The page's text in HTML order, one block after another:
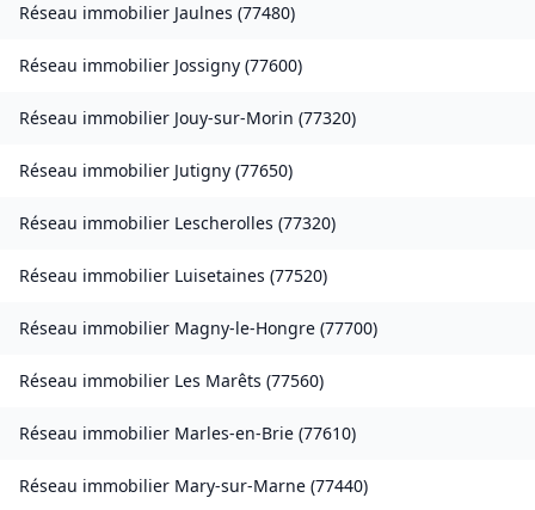
Réseau immobilier Jaulnes (77480)
Réseau immobilier Jossigny (77600)
Réseau immobilier Jouy-sur-Morin (77320)
Réseau immobilier Jutigny (77650)
Réseau immobilier Lescherolles (77320)
Réseau immobilier Luisetaines (77520)
Réseau immobilier Magny-le-Hongre (77700)
Réseau immobilier Les Marêts (77560)
Réseau immobilier Marles-en-Brie (77610)
Réseau immobilier Mary-sur-Marne (77440)